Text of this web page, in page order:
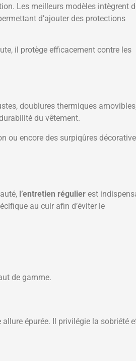
Les meilleurs modèles intègrent
d’ajouter des protections
il protège efficacement contre les
doublures thermiques
du vêtement.
ou encore des surpiqûres
l’entretien régulier est
au cuir afin d’éviter le
de gamme.
épurée. Il privilégie la sobriété